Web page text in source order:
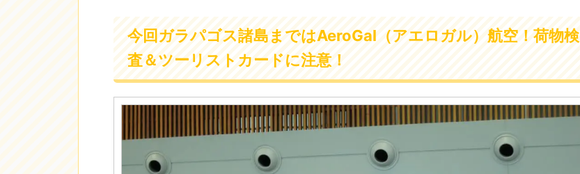
今回ガラパゴス諸島まではAeroGal（アエロガル）航空！荷物検
査＆ツーリストカードに注意！